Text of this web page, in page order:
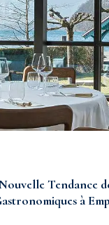
Tendance
à